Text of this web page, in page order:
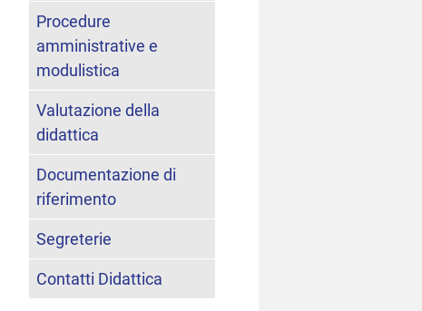
Procedure
amministrative e
modulistica
Valutazione della
didattica
Documentazione di
riferimento
Segreterie
Contatti Didattica